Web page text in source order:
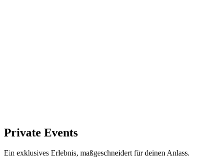
Private Events
Ein exklusives Erlebnis, maßgeschneidert für deinen Anlass.